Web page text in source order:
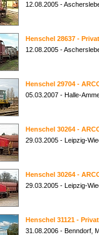
12.08.2005 -
Henschel 28637 -
12.08.2005 -
Henschel 29704 -
05.03.2007 - Halle-
Henschel 30264 -
29.03.2005 - Leipzig-
Henschel 30264 -
29.03.2005 - Leipzig-
Henschel 31121 - Privat
31.08.2006 - Benndorf,